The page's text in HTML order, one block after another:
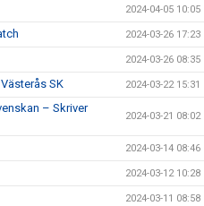
2024-04-05 10:05
2024-03-26 17:23
2024-03-26 08:35
SK 2024-03-22 15:31
– Skriver
2024-03-21 08:02
2024-03-14 08:46
2024-03-12 10:28
2024-03-11 08:58